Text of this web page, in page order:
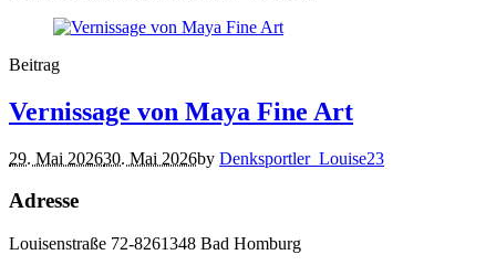
Beitrag
Vernissage von Maya Fine Art
29. Mai 202630. Mai 2026by Denksportler_Louise23
Adresse
Louisenstraße 72-8261348 Bad Homburg